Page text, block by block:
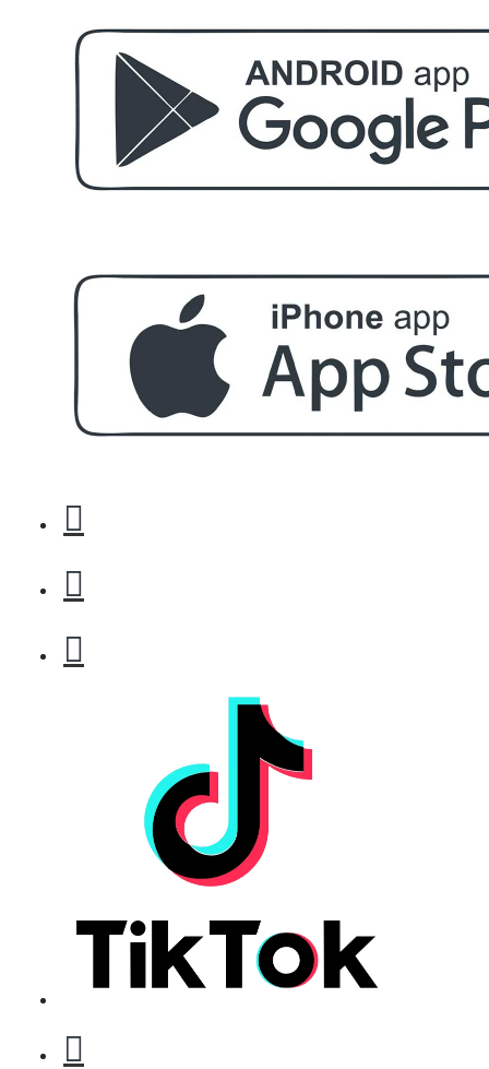
Пила за нокти
БЕЗПЛАТНО
БЕЗПЛАТНО
Пила за полиране на нокти
За поръчка над € 40.00 (78.23 лв.)
Стипца 20 броя в кибрит